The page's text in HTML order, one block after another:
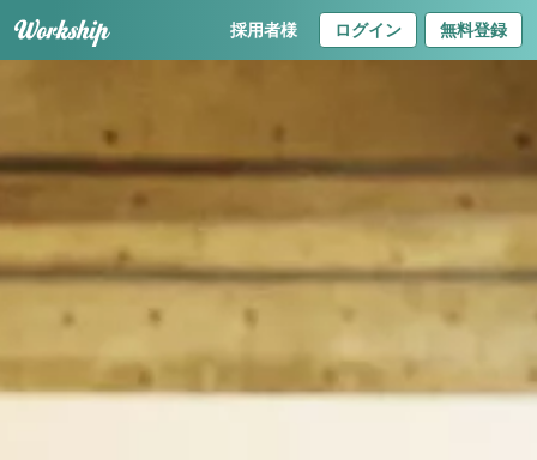
採用者様 ログイン 無料登録